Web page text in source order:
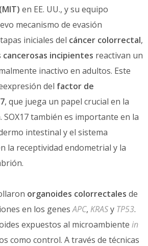
en EE. UU., y su equipo
mecanismo de evasión
iniciales del cáncer colorrectal,
cancerosas incipientes reactivan un
inactivo en adultos. Este
del factor de
, que juega un papel crucial en la
también es importante en la
intestinal y el sistema
la receptividad endometrial y la
organoides colorrectales de
en los genesAPC, KRASy TP53.
expuestos al microambiente in
como control. A través de técnicas